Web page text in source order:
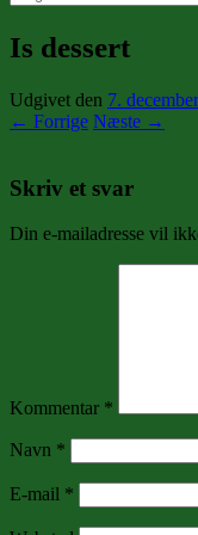
efter:
Is dessert
Udgivet den 7.
← Forrige Næste →
Skriv et svar
Din e-mailadresse vil
Kommentar *
Navn *
E-mail *